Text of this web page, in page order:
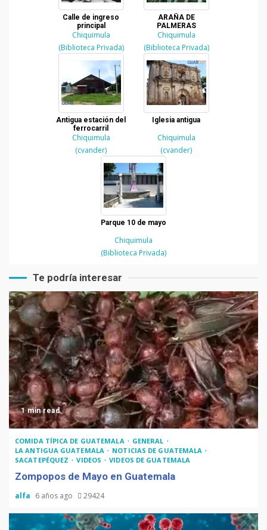
Calle de ingreso
principal
Chiquimula
(Biblioteca Privada)
ARAÑA DE
PALMERAS
Chiquimula
(Biblioteca Privada)
Antigua estación del
ferrocarril
Chiquimula
(cvander)
Iglesia antigua
Chiquimula
(cvander)
Parque 10 de mayo
Chiquimula
(Biblioteca Privada)
Te podría interesar
1 min read
COMIDA TÍPICA DE GUATEMALA
GENERAL
LA ANTIGUA GUATEMALA
NOTICIAS DE GUATEMALA
SACATEPÉQUEZ
VIDEOS VIDEOS DE GUATEMALA
Zompopos de Mayo en Guatemala
alfa 6 años ago 29424